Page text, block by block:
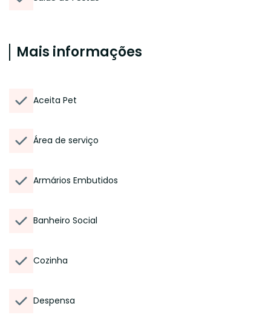
Mais informações
Aceita Pet
Área de serviço
Armários Embutidos
Banheiro Social
Cozinha
Despensa